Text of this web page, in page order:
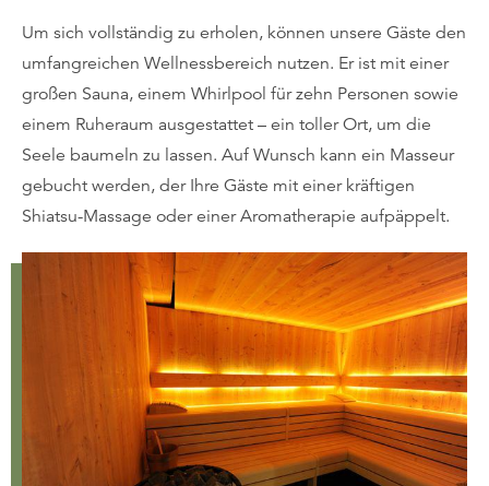
Um sich vollständig zu erholen, können unsere Gäste den
umfangreichen Wellnessbereich nutzen. Er ist mit einer
großen Sauna, einem Whirlpool für zehn Personen sowie
einem Ruheraum ausgestattet – ein toller Ort, um die
Seele baumeln zu lassen. Auf Wunsch kann ein Masseur
gebucht werden, der Ihre Gäste mit einer kräftigen
Shiatsu-Massage oder einer Aromatherapie aufpäppelt.